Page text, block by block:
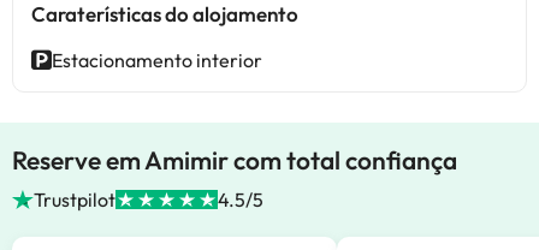
Caraterísticas do alojamento
Estacionamento interior
Reserve em Amimir com total confiança
Trustpilot 4.5/5